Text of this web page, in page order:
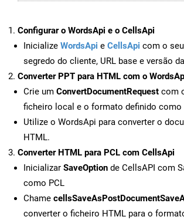
Configurar o WordsApi e o CellsApi
Inicialize WordsApi e CellsApi com o
segredo do cliente, URL base e versão
Converter PPT para HTML com o
Crie um ConvertDocumentRequest com
ficheiro local e o formato definido como
Utilize o WordsApi para converter o
HTML.
Converter HTML para PCL com CellsApi
Inicializar SaveOption de CellsAPI com
como PCL
Chame
converter o ficheiro HTML para o